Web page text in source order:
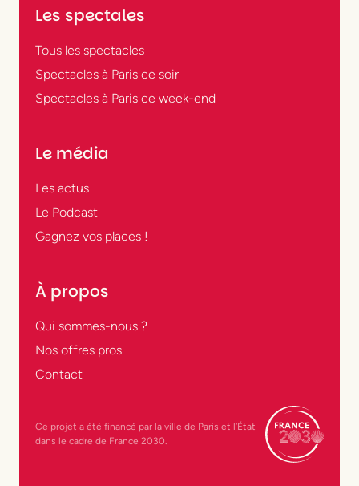
Les spectales
Tous les spectacles
Spectacles à Paris ce soir
Spectacles à Paris ce week-end
Le média
Les actus
Le Podcast
Gagnez vos places !
À propos
Qui sommes-nous ?
Nos offres pros
Contact
Ce projet a été financé par la ville de Paris et l’État
dans le cadre de France 2030.